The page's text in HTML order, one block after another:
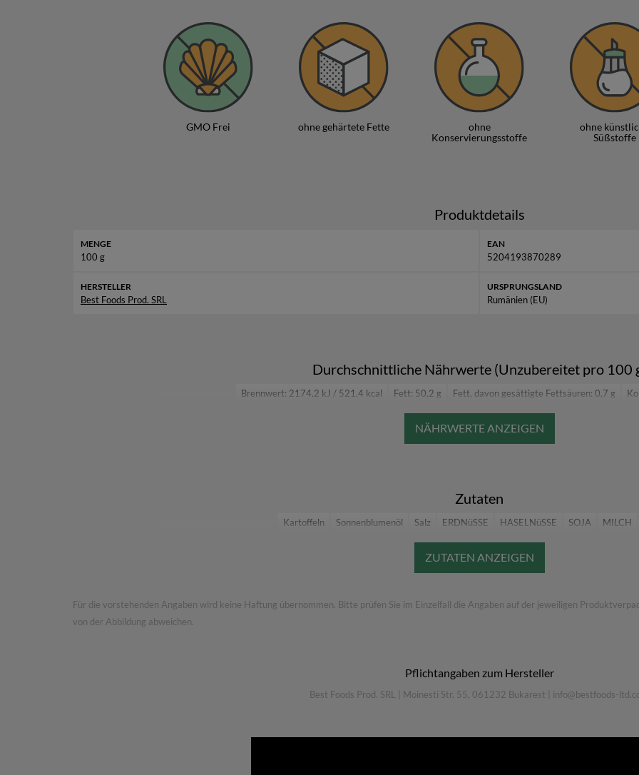
Dank der schlichten Rezeptur sind sie auch eine gute Wahl für empfindlichere Genießer. Dennoch sei erwähnt: Die
Soja, Milch und Lupine enthalten, was bei Allergikern beachtet werden
Empfohlene Lagerung: kühl und trocken - so bleiben sie besonders lange frisch
Mit denLotto Salt Chips zeigtBest Foods , dass weniger oft mehr ist - ein zeitloser Snack
Weitere Informationen
GMO Frei ohne gehärtete Fette
ohne
Konservierungsstoffe
ohne
Süßstoffe
Produktdetails
MENGE
100 g
EAN
5204193870289
HERSTELLER
Best Foods Prod. SRL
URSPRUNGSLAND
Rumänien (EU)
Durchschnittliche Nährwerte (Unzubereitet pro 100
Brennwert: 2174,2 kJ / 521,4 kcal Fett: 50,2 g Fett, davon gesättigte Fettsäuren: 0,7 g
Kohlenhydrate, davon Zucker: 2,34 g
Eiweiß: 6,0 g
Zutaten
Kartoffeln Sonnenblumenöl Salz ERDNüSSE HASELNüSSE SOJA MILCH
Für die vorstehenden Angaben wird keine Haftung übernommen. Bitte prüfen Sie im Einzelfall die Angaben auf der jeweiligen
von der Abbildung abweichen.
Pflichtangaben zum Hersteller
Best Foods Prod. SRL Moinesti Str. 55, 061232 Bukarest info@bestfoods-